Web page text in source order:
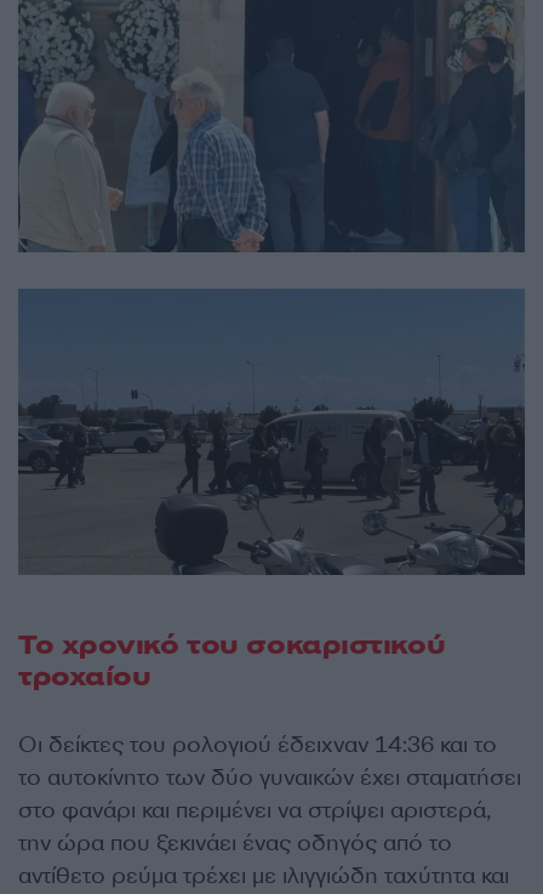
Το χρονικό του σοκαριστικού
τροχαίου
Οι δείκτες του ρολογιού έδειχναν 14:36 και το
το αυτοκίνητο των δύο γυναικών έχει σταματήσει
στο φανάρι και περιμένει να στρίψει αριστερά,
την ώρα που ξεκινάει ένας οδηγός από το
αντίθετο ρεύμα τρέχει με ιλιγγιώδη ταχύτητα και